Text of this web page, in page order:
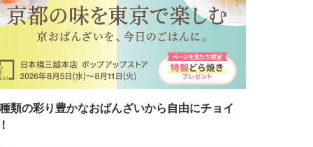
類の彩り豊かなおばんざいから自由にチョイ